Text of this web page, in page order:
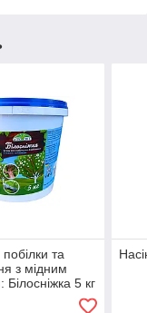
та
з мідним
5 кг